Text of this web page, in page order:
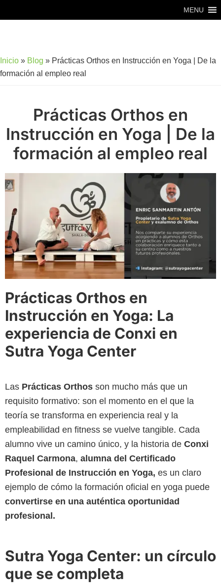
al
al
página
MENU
Inicio » Blog » Prácticas Orthos en Instrucción en Yoga | De la
formación al empleo real
Prácticas Orthos en
Instrucción en Yoga | De la
formación al empleo real
Prácticas Orthos en
Instrucción en Yoga: La
experiencia de Conxi en
Sutra Yoga Center
Las Prácticas Orthos son mucho más que un
requisito formativo: son el momento en el que la
teoría se transforma en experiencia real y la
empleabilidad en fitness se vuelve tangible. Cada
alumno vive un camino único, y la historia de Conxi
Raquel Carmona, alumna del Certificado
Profesional de Instrucción en Yoga, es un claro
ejemplo de cómo la formación oficial en yoga puede
convertirse en una auténtica oportunidad
profesional.
Sutra Yoga Center: un círculo
que se completa